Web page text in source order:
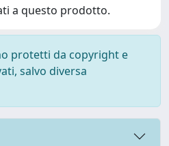
a questo prodotto.
protetti da copyright e
salvo diversa